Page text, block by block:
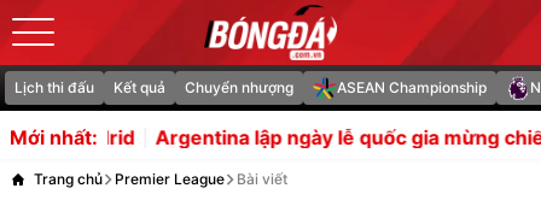
Lịch thi đấu Kết quả Chuyển nhượng ASEAN Championship
Mới nhất:lập ngày lễ quốc gia mừng chiến thắng trước
Trang chủ Premier League Bài viết